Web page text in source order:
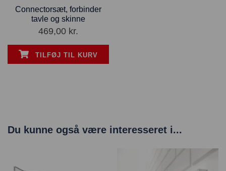
Connectorsæt, forbinder
tavle og skinne
469,00 kr.
TILFØJ TIL KURV
Du kunne også være interesseret i...